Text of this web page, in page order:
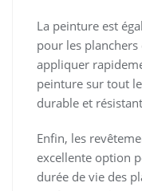
La peinture est
pour les
appliquer
peinture sur tout
durable et
Enfin, les
excellente option
durée de vie des